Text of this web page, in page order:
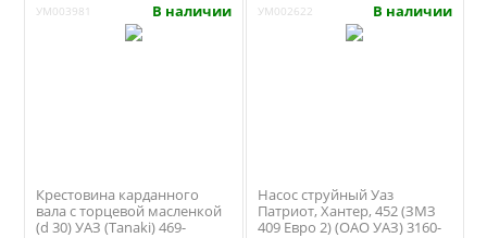
УМ003981 В наличии
Крестовина карданного
вала с торцевой масленкой
(d 30) УАЗ (Tanaki) 469-
УМ002622 В наличии
Насос струйный Уаз
Патриот, Хантер, 452 (ЗМЗ
409 Евро 2) (ОАО УАЗ) 3160-